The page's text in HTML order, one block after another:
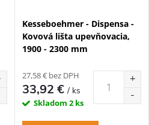
Kesseboehmer - Dispensa -
Kovová lišta upevňovacia,
1900 - 2300 mm
27,58 € bez DPH
33,92 €/ ks
Skladom 2 ks